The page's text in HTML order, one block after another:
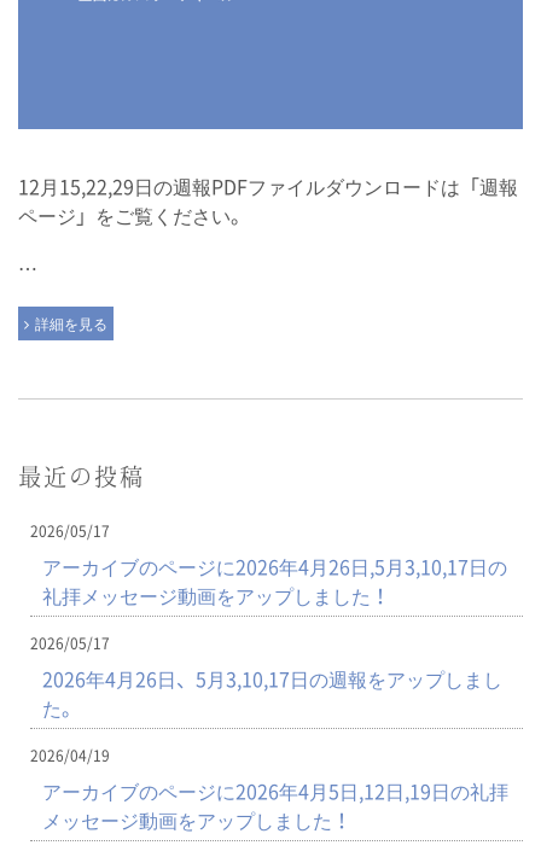
12月15,22,29日の週報PDFファイルダウンロードは「週報
ページ」をご覧ください。
…
詳細を見る
最近の投稿
2026/05/17
アーカイブのページに2026年4月26日,5月3,10,17日の
礼拝メッセージ動画をアップしました！
2026/05/17
2026年4月26日、5月3,10,17日の週報をアップしまし
た。
2026/04/19
アーカイブのページに2026年4月5日,12日,19日の礼拝
メッセージ動画をアップしました！